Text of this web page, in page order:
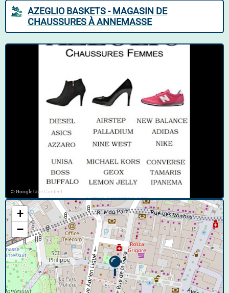
AZEGLIO BASKETS - MAGASIN DE
CHAUSSURES À ANNEMASSE
© Google User Content
+
−